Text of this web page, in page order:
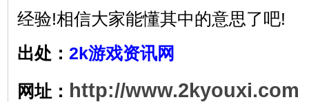
经验!相信大家能懂其中的意思了吧!
出处： 2k游戏资讯网
网址： http://www.2kyouxi.com